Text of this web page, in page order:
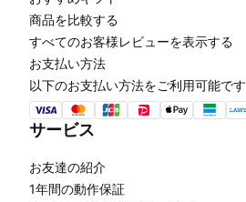
商品を比較する
すべてのお客様レビューを表示する
お支払い方法
以下のお支払い方法をご利用可能です
サービス
お友達の紹介
1年間の動作保証